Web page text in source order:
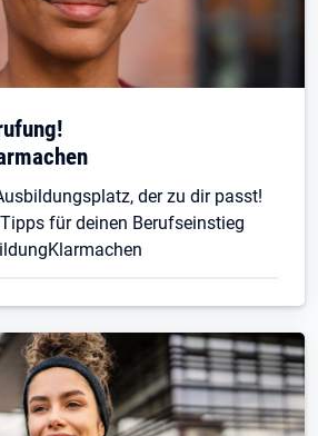
der zu dir passt!
für deinen Berufseinstieg